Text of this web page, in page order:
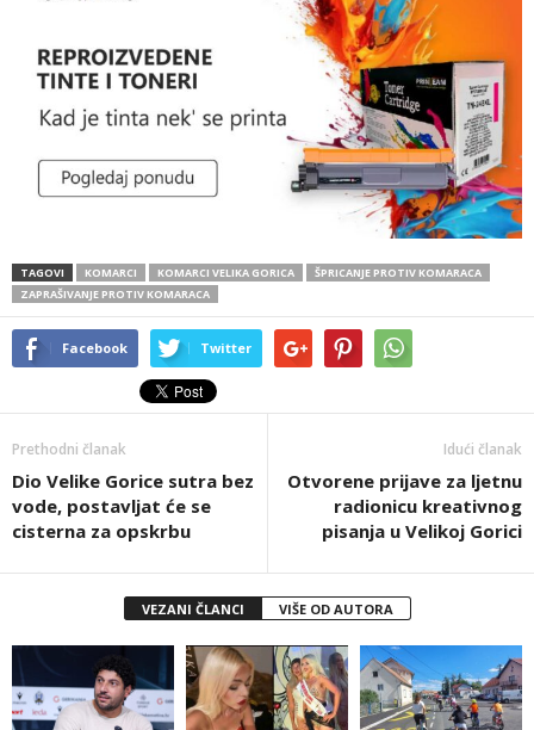
TAGOVI KOMARCI KOMARCI VELIKA GORICA
ŠPRICANJE PROTIV KOMARACA
ZAPRAŠIVANJE PROTIV KOMARACA
Facebook Twitter
Prethodni članak
Dio Velike Gorice sutra bez
vode, postavljat će se
cisterna za opskrbu
Idući članak
Otvorene prijave za ljetnu
radionicu kreativnog
pisanja u Velikoj Gorici
VEZANI ČLANCI VIŠE OD AUTORA